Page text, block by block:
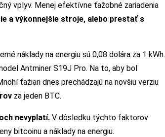
vplyv. Menej efektívne ťažobné zariadenia
a výkonnejšie stroje, alebo prestať s
náklady na energiu sú 0,08 dolára za 1 kWh.
Antminer S19J Pro. Na to, aby bol
ťažiari dnes prechádzajú na novšiu verziu
za jeden BTC.
nevyplatí. V dôsledku týchto faktorov
bitcoinu a náklady na energiu.